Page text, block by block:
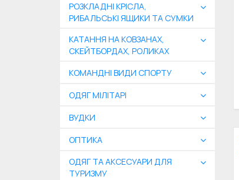
РОЗКЛАДНІ КРІСЛА,
РИБАЛЬСЬКІ ЯЩИКИ ТА СУМКИ
КАТАННЯ НА КОВЗАНАХ,
СКЕЙТБОРДАХ, РОЛИКАХ
КОМАНДНІ ВИДИ СПОРТУ
ОДЯГ МІЛІТАРІ
ВУДКИ
ОПТИКА
ОДЯГ ТА АКСЕСУАРИ ДЛЯ
ТУРИЗМУ